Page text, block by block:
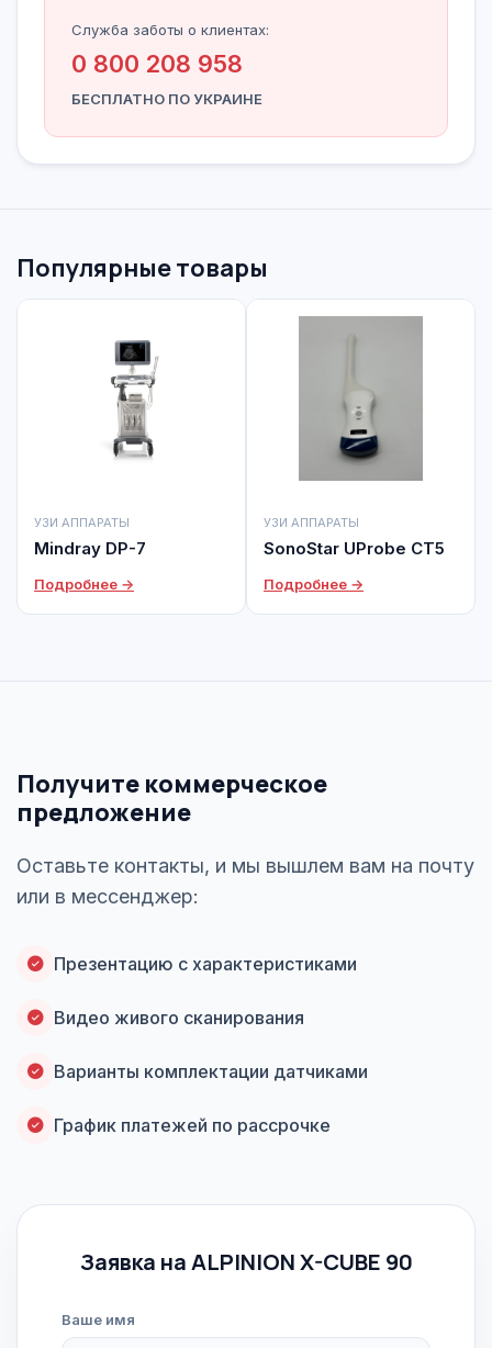
Служба заботы о клиентах:
0 800 208 958
БЕСПЛАТНО ПО УКРАИНЕ
Популярные товары
УЗИ АППАРАТЫ
Mindray DP-7
Подробнее →
УЗИ АППАРАТЫ
SonoStar UProbe CT5
Подробнее →
Получите коммерческое
предложение
Оставьте контакты, и мы вышлем вам на почту
или в мессенджер:
Презентацию с характеристиками
Видео живого сканирования
Варианты комплектации датчиками
График платежей по рассрочке
Заявка на ALPINION X-CUBE 90
Ваше имя